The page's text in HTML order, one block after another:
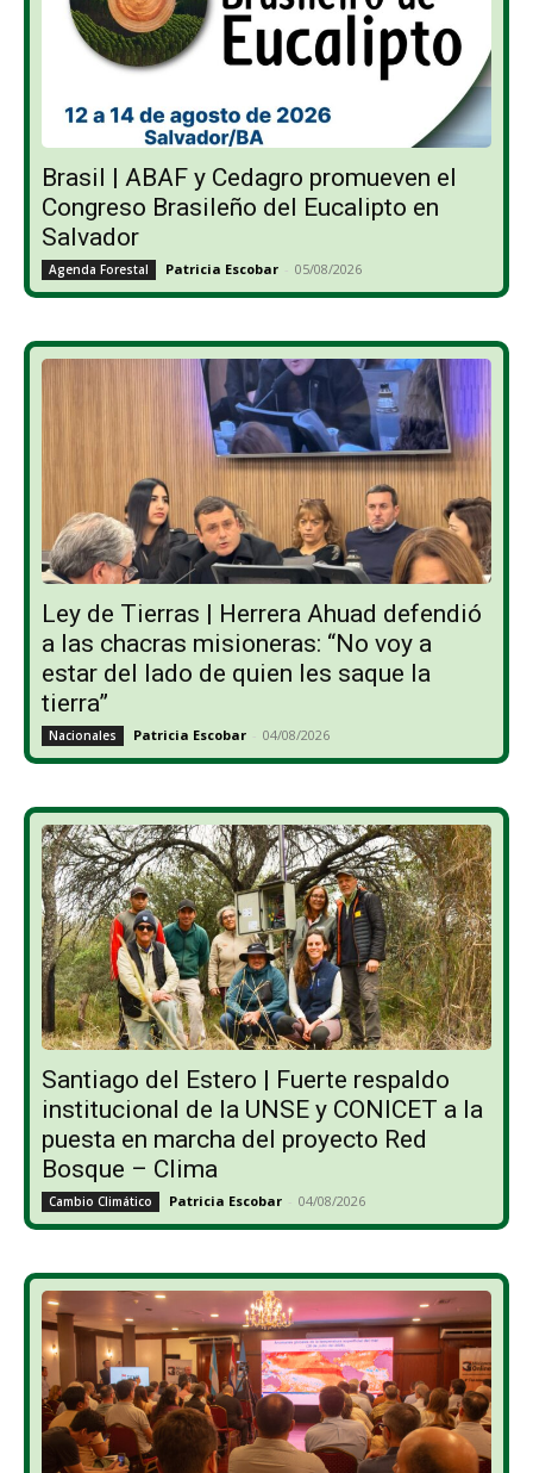
Brasil | ABAF y Cedagro promueven el
Congreso Brasileño del Eucalipto en
Salvador
Agenda Forestal Patricia Escobar - 05/08/2026
Ley de Tierras | Herrera Ahuad defendió
a las chacras misioneras: “No voy a
estar del lado de quien les saque la
tierra”
Nacionales Patricia Escobar - 04/08/2026
Santiago del Estero | Fuerte respaldo
institucional de la UNSE y CONICET a la
puesta en marcha del proyecto Red
Bosque – Clima
Cambio Climático Patricia Escobar - 04/08/2026